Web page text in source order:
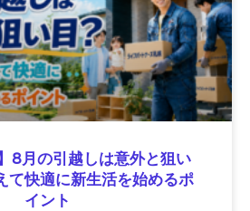
8月の引越しは意外と狙い
て快適に新生活を始めるポ
イント